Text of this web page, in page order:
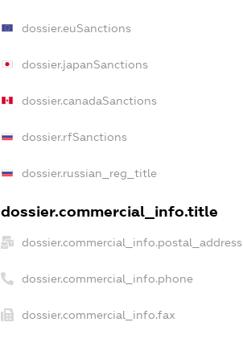
dossier.euSanctions
dossier.japanSanctions
dossier.canadaSanctions
dossier.rfSanctions
dossier.russian_reg_title
dossier.commercial_info.title
dossier.commercial_info.postal_address
dossier.commercial_info.phone
dossier.commercial_info.fax